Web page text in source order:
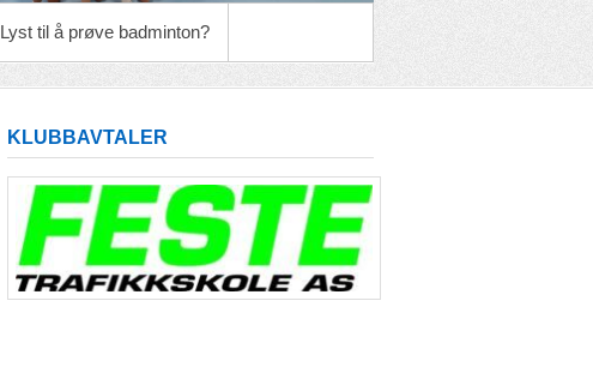
Lyst til å prøve badminton?
KLUBBAVTALER